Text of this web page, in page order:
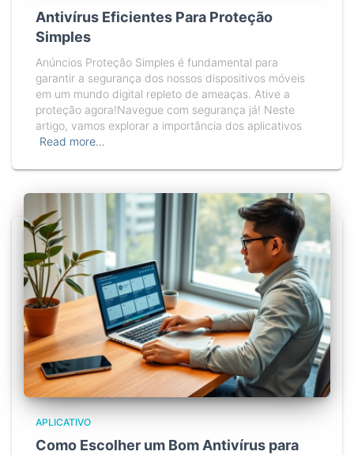
Antivírus Eficientes Para Proteção
Simples
Anúncios Proteção Simples é fundamental para
garantir a segurança dos nossos dispositivos móveis
em um mundo digital repleto de ameaças. Ative a
proteção agora!Navegue com segurança já! Neste
artigo, vamos explorar a importância dos aplicativos
Read more…
APLICATIVO
Como Escolher um Bom Antivírus para